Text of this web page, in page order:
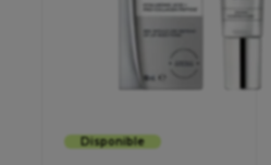
Disponible